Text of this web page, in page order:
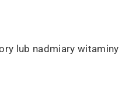
lub nadmiary